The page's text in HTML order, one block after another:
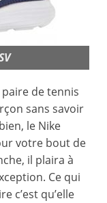
de tennis
sans savoir
le Nike
votre bout de
il plaira à
Ce qui
c’est qu’elle